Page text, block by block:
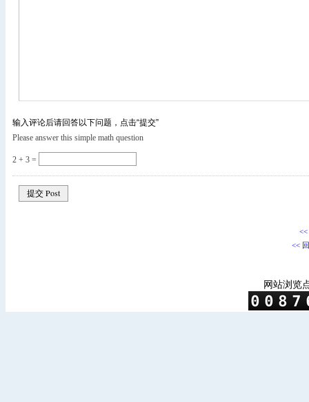
输入评论后请回答以下问题，点击“提交”
Please answer this simple math question
2 + 3 =
<<
网站浏览